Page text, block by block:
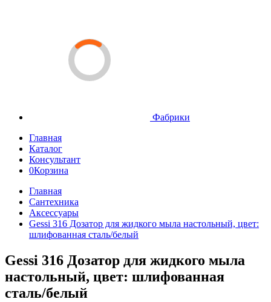
Фабрики
Главная
Каталог
Консультант
0Корзина
Главная
Сантехника
Аксессуары
Gessi 316 Дозатор для жидкого мыла настольный, цвет:
шлифованная сталь/белый
Gessi 316 Дозатор для жидкого мыла
настольный, цвет: шлифованная
сталь/белый